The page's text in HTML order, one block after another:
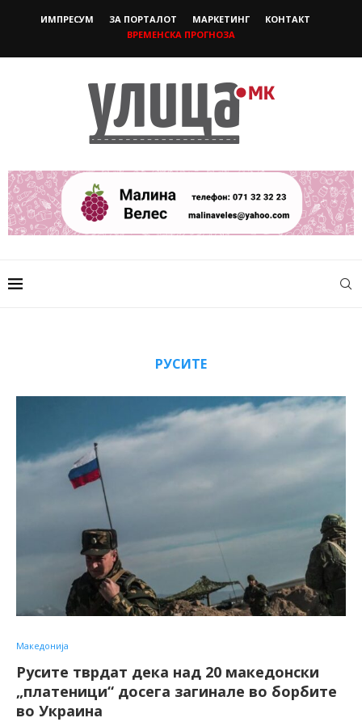
ИМПРЕСУМ ЗА ПОРТАЛОТ МАРКЕТИНГ
КОНТАКТ
ВРЕМЕНСКА ПРОГНОЗА
РУСИТЕ
Македонија
Русите тврдат дека над 20 македонски
„платеници“ досега загинале во борбите
во Украина